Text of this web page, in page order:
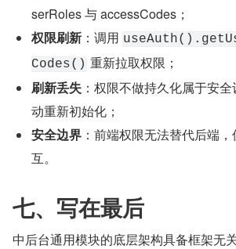
serRoles 与 accessCodes；
权限刷新 ：调用
Codes() 重新拉取权限；
刷新丢失 ：权限不做持久化属于安
动重新初始化；
安全边界 ：前端权限无法替代后端
互。
七、写在最后
中后台通用模块的底层架构具备框架无